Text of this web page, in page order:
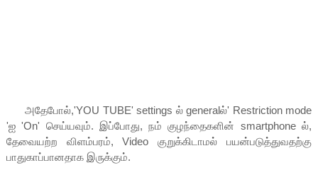
அதேபோல்,'YOU TUBE' settings ல் generalல்' Restriction mode
'ஐ 'On' செய்யவும். இப்போது, நம் குழந்தைகளின் smartphone ல்,
தேவையற்ற விளம்பரம், Video குறுக்கிடாமல் பயன்படுத்துவதற்கு
பாதுகாப்பானதாக இருக்கும்.